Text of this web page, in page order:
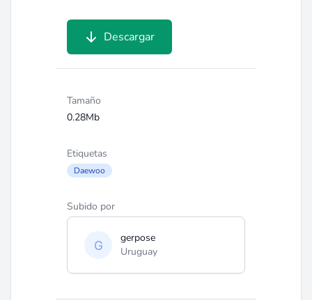
Descargar
Tamaño
0.28Mb
Etiquetas
Daewoo
Subido por
gerpose
Uruguay